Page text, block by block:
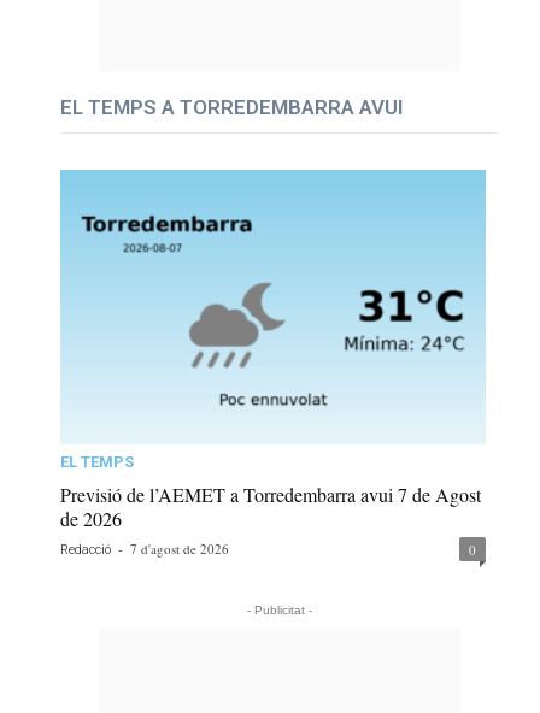
EL TEMPS A TORREDEMBARRA AVUI
EL TEMPS
Previsió de l’AEMET a Torredembarra avui 7 de Agost
de 2026
Redacció - 7 d'agost de 2026 0
- Publicitat -